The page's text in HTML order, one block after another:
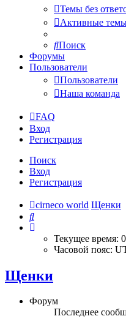
Темы без
Активные
Поиск
Форумы
Пользователи
Пользователи
Наша команда
FAQ
Вход
Регистрация
Поиск
Вход
Регистрация
cirneco world Щенки
Поиск
Текущее время:
Часовой пояс:
Щенки
Форум
Последнее